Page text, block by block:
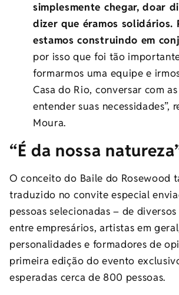
simplesmente chegar, doar
dizer que éramos solidários.
estamos construindo em
por isso que foi tão
formarmos uma equipe e
Casa do Rio, conversar com
entender suas necessidades”,
Moura.
“É da nossa
O conceito do Baile do Rosewood
traduzido no convite especial
pessoas selecionadas – de
entre empresários, artistas em
personalidades e formadores de
primeira edição do evento
esperadas cerca de 800 pessoas.